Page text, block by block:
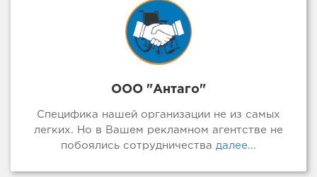
ООО "Антаго"
Специфика нашей организации не из самых
легких. Но в Вашем рекламном агентстве не
побоялись сотрудничества далее...